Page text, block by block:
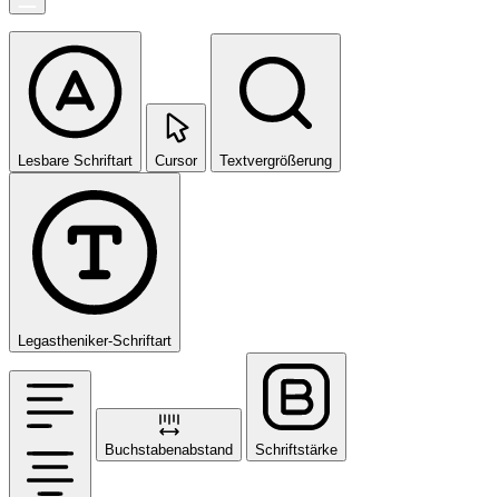
Lesbare Schriftart Cursor Textvergrößerung
Legastheniker-Schriftart
Buchstabenabstand Schriftstärke